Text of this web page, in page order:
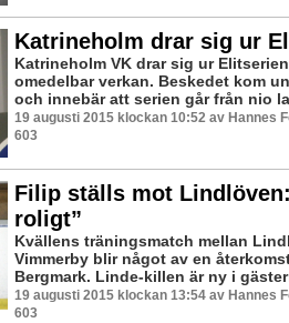
Katrineholm drar sig ur
Katrineholm VK drar sig ur
omedelbar verkan. Beskedet kom
och innebär att serien går från nio
19 augusti 2015 klockan 10:52 av Hannes
603
Filip ställs mot
roligt”
Kvällens träningsmatch mellan
Vimmerby blir något av en
Bergmark. Linde-killen är ny i
19 augusti 2015 klockan 13:54 av Hannes
603